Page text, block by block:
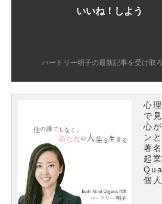
いいね！しよう
ハートリー明子の最新記事を受け取ろ
心
で
心
ン
著
起
個